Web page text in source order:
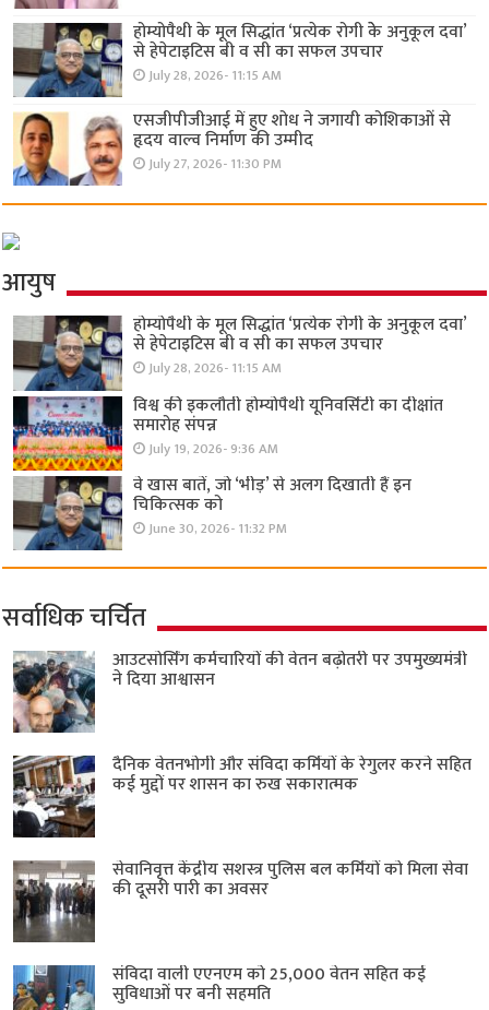
होम्योपैथी के मूल सिद्धांत ‘प्रत्येक रोगी केे अनुकूल दवा’
से हेपेटाइटिस बी व सी का सफल उपचार
July 28, 2026- 11:15 AM
एसजीपीजीआई में हुए शोध ने जगायी कोशिकाओं से
हृदय वाल्व निर्माण की उम्मीद
July 27, 2026- 11:30 PM
आयुष
होम्योपैथी के मूल सिद्धांत ‘प्रत्येक रोगी केे अनुकूल दवा’
से हेपेटाइटिस बी व सी का सफल उपचार
July 28, 2026- 11:15 AM
विश्व की इकलौती होम्योपैथी यूनिवर्सिटी का दीक्षांत
समारोह संपन्न
July 19, 2026- 9:36 AM
वे खास बातें, जो ‘भीड़’ से अलग दिखाती हैं इन
चिकित्सक को
June 30, 2026- 11:32 PM
सर्वाधिक चर्चित
आउटसोर्सिंग कर्मचारियों की वेतन बढ़ोतरी पर उपमुख्यमंत्री
ने दिया आश्वासन
दैनिक वेतनभोगी और संविदा कर्मियों के रेगुलर करने सहित
कई मुद्दों पर शासन का रुख सकारात्मक
सेवानिवृत्त केंद्रीय सशस्त्र पुलिस बल ​कर्मियों को मिला सेवा
की दूसरी पारी का अवसर
संविदा वाली एएनएम को 25,000 वेतन सहित कई
सुविधाओं पर बनी सहमति